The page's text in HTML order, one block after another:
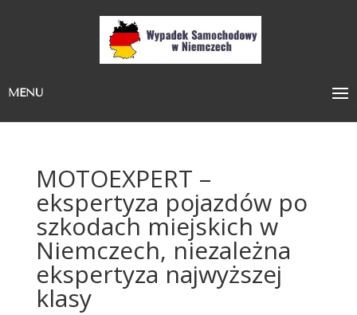
MENU
MOTOEXPERT –
ekspertyza pojazdów po
szkodach miejskich w
Niemczech, niezależna
ekspertyza najwyższej
klasy